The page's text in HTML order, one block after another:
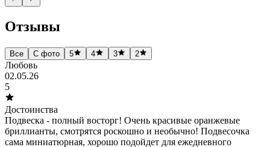
Отзывы
Все С фото 5 4 3 2
Любовь
02.05.26
5
Достоинства
Подвеска - полный восторг! Очень красивые оранжевые
бриллианты, смотрятся роскошно и необычно! Подвесочка
сама миниатюрная, хорошо подойдет для ежедневного